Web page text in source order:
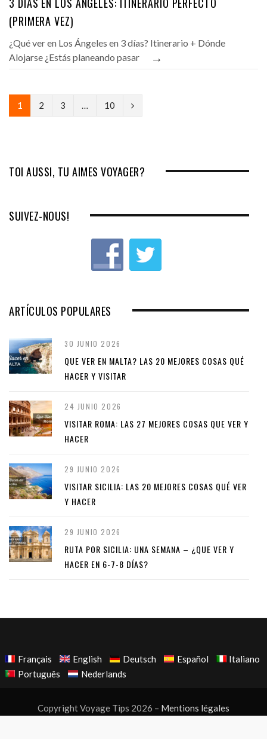
3 DÍAS EN LOS ÁNGELES: ITINERARIO PERFECTO
(PRIMERA VEZ)
¿Qué ver en Los Ángeles en 3 días? Itinerario + Dónde
Alojarse ¿Estás planeando pasar
→
1 2 3 … 10
N
t
TOI AUSSI, TU AIMES VOYAGER?
SUIVEZ-NOUS!
ARTÍCULOS POPULARES
30 JUNIO 2026
QUE VER EN MALTA? LAS 20 MEJORES COSAS QUÉ
HACER Y VISITAR
24 JUNIO 2026
VISITAR ROMA: LAS 27 MEJORES COSAS QUE VER Y
HACER
29 JUNIO 2026
VISITAR SICILIA: LAS 20 MEJORES COSAS QUÉ VER
Y HACER
29 JUNIO 2026
RUTA POR SICILIA: UNA SEMANA – ¿QUE VER Y
HACER EN 6-7-8 DÍAS?
Français English Deutsch Español
Italiano
Português
Nederlands
Copyright Voyage Tips 2026 – Mentions légales